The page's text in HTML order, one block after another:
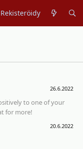
Rekisteröidy
26.6.2022
to one of your
for more!
20.6.2022